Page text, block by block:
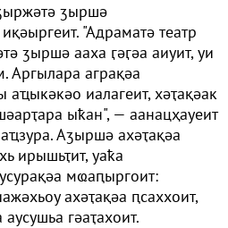
ӡыршә
"Адраматә театр
ӡыршә ааха ӷәӷәа аиуит, уи
Аргылара аграқәа
иалагеит, хәҭақәак
ыҟан", — аанацҳауеит
Аӡыршә ахәҭақәа
ирышьҭит, уаҟа
мҩаԥыргоит:
ахәҭақәа ԥсаххоит,
гәаҭахоит.